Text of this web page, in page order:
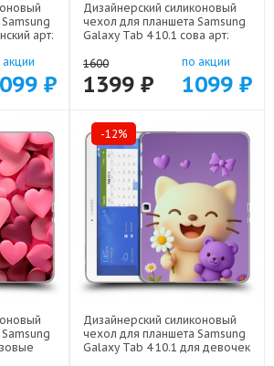
арт:
₽
Дизайнерский силиконовый
чехол для планшета Samsung
Galaxy Tab 4 10.1 сова арт:
1600
1399 ₽
по акции
1099 ₽
-12%
Дизайнерский силиконовый
чехол для планшета Samsung
Galaxy Tab 4 10.1 для девочек